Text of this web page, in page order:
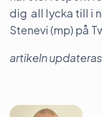
dig all lycka till i
Stenevi (mp) på
artikeln updateras